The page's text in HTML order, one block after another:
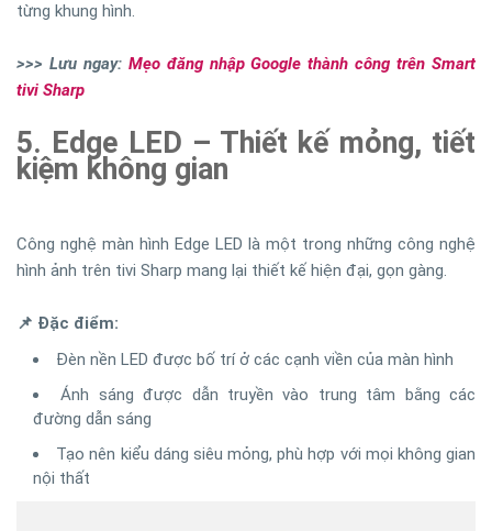
từng khung hình.
>>> Lưu ngay: Mẹo đăng nhập Google thành công trên Smart
tivi Sharp
5. Edge LED – Thiết kế mỏng, tiết
kiệm không gian
Công nghệ màn hình Edge LED là một trong những công nghệ
hình ảnh trên tivi Sharp mang lại thiết kế hiện đại, gọn gàng.
📌 Đặc điểm:
Đèn nền LED được bố trí ở các cạnh viền của màn hình
Ánh sáng được dẫn truyền vào trung tâm bằng các
đường dẫn sáng
Tạo nên kiểu dáng siêu mỏng, phù hợp với mọi không gian
nội thất